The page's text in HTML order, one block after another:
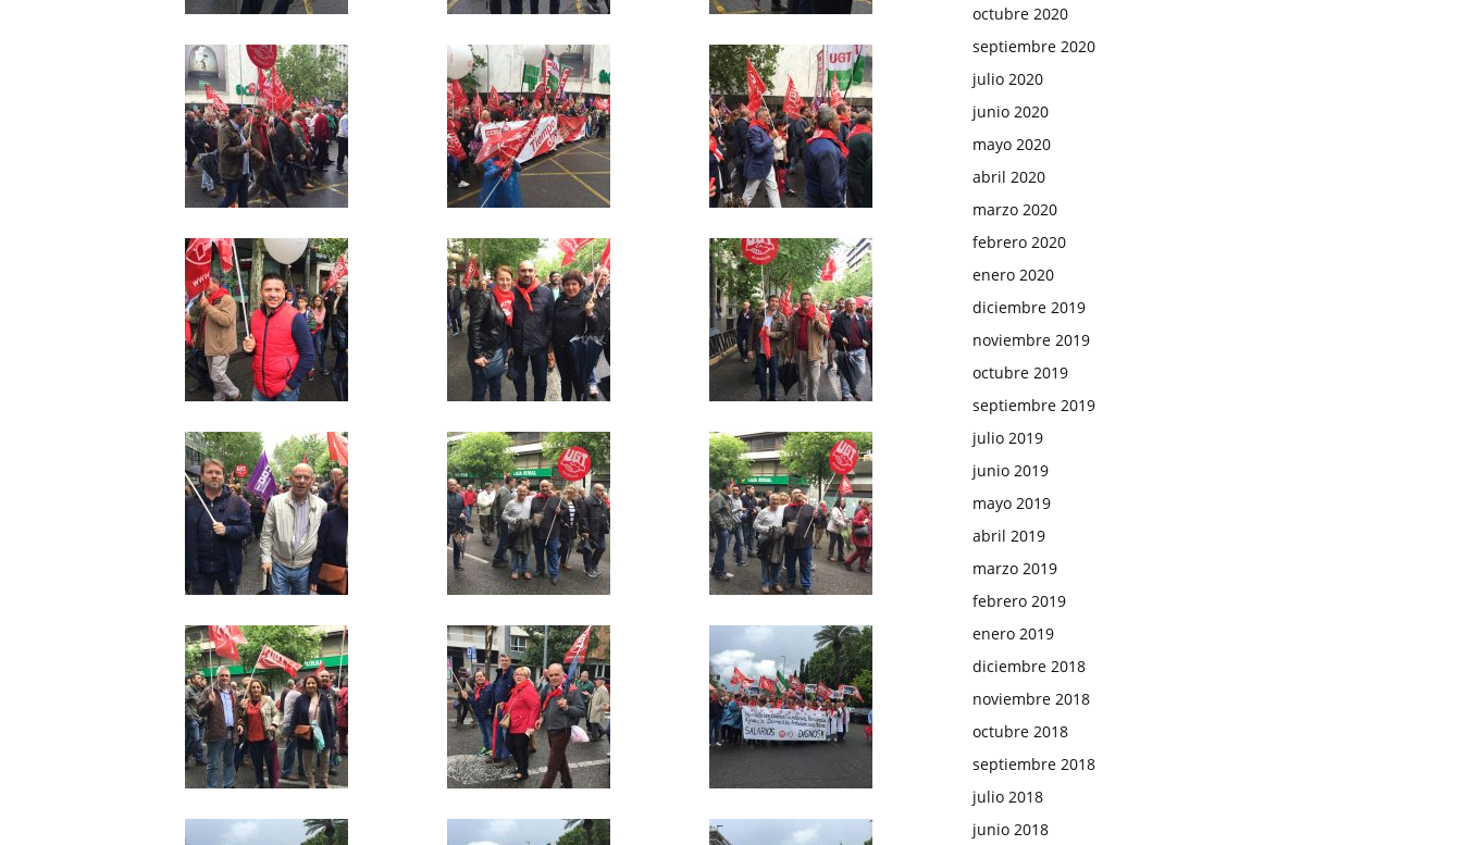
octubre 2020
septiembre 2020
julio 2020
junio 2020
mayo 2020
abril 2020
marzo 2020
febrero 2020
enero 2020
diciembre 2019
noviembre 2019
octubre 2019
septiembre 2019
julio 2019
junio 2019
mayo 2019
abril 2019
marzo 2019
febrero 2019
enero 2019
diciembre 2018
noviembre 2018
octubre 2018
septiembre 2018
julio 2018
junio 2018